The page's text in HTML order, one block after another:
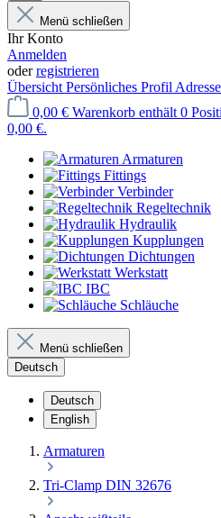
Menü schließen
Ihr Konto
Anmelden
oderregistrieren
Übersicht Persönliches Profil
0,00 € Warenkorb enthält 0
0,00 €.
Armaturen
Fittings
Verbinder
Regeltechnik
Hydraulik
Kupplungen
Dichtungen
Werkstatt
IBC
Schläuche
Menü schließen
Deutsch
Deutsch
English
Armaturen
Tri-Clamp DIN 32676